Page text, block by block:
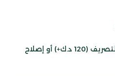
تجنب استبدال مضخة التصريف (120 د.ك+) أو إصلاح